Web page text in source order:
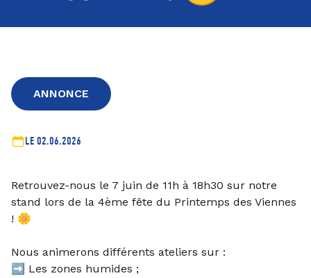
ANNONCE
LE 02.06.2026
Retrouvez-nous le 7 juin de 11h à 18h30 sur notre
stand lors de la 4ème fête du Printemps des Viennes
! 🌼
Nous animerons différents ateliers sur :
➡️ Les zones humides ;